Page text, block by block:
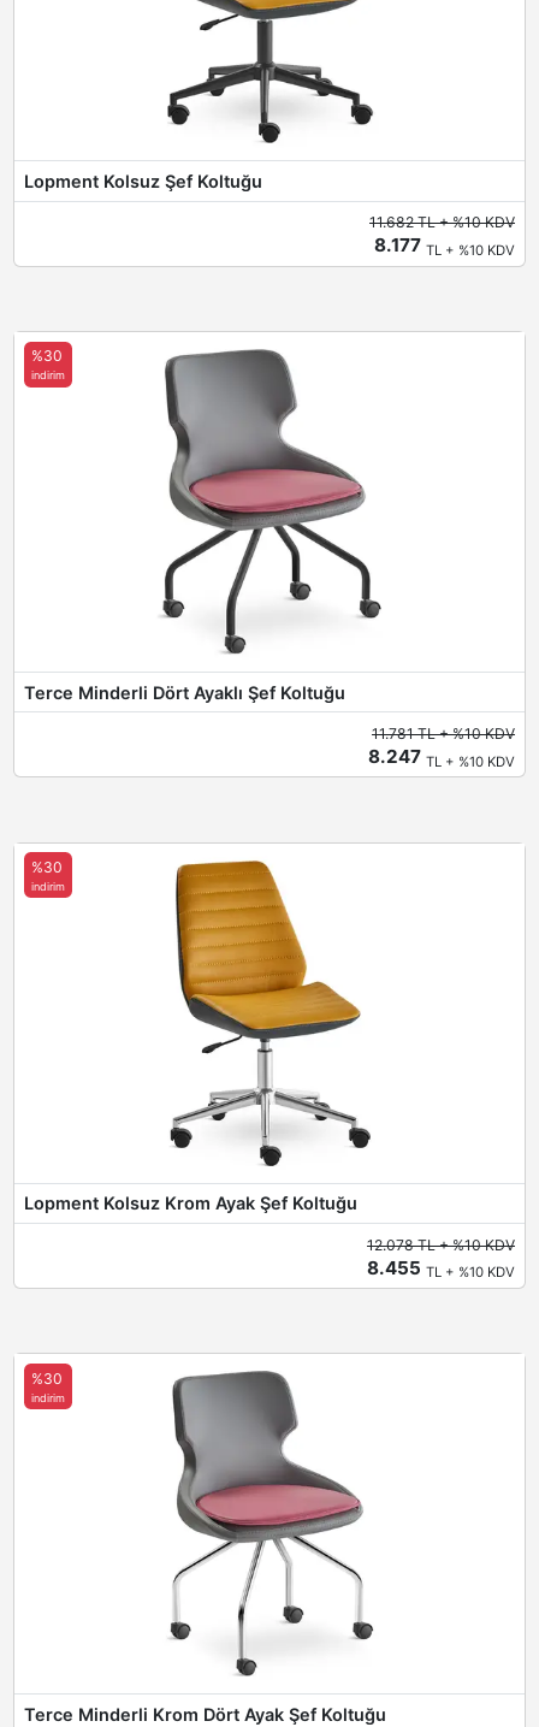
Lopment Kolsuz Şef Koltuğu
11.682 TL + %10 KDV
8.177TL + %10 KDV
Terce Minderli Dört Ayaklı Şef Koltuğu
%30
indirim
11.781 TL + %10 KDV
8.247TL + %10 KDV
Lopment Kolsuz Krom Ayak Şef Koltuğu
%30
indirim
12.078 TL + %10 KDV
8.455TL + %10 KDV
Terce Minderli Krom Dört Ayak Şef Koltuğu
%30
indirim